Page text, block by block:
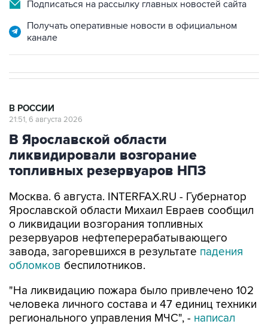
Подписаться на рассылку главных новостей сайта
Получать оперативные новости в официальном
канале
В РОССИИ
21:51, 6 августа 2026
В Ярославской области
ликвидировали возгорание
топливных резервуаров НПЗ
Москва. 6 августа. INTERFAX.RU - Губернатор
Ярославской области Михаил Евраев сообщил
о ликвидации возгорания топливных
резервуаров нефтеперерабатывающего
завода, загоревшихся в результате падения
обломков беспилотников.
"На ликвидацию пожара было привлечено 102
человека личного состава и 47 единиц техники
регионального управления МЧС", - написал